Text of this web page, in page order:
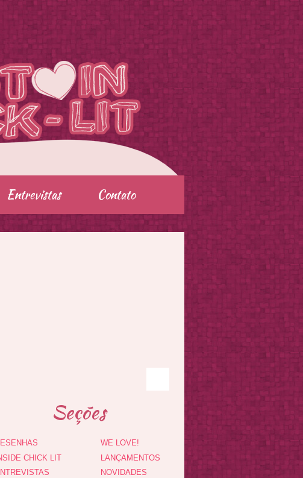
Entrevistas Contato
Seções
CHICK LIT
WE LOVE!
LANÇAMENTOS
NOVIDADES